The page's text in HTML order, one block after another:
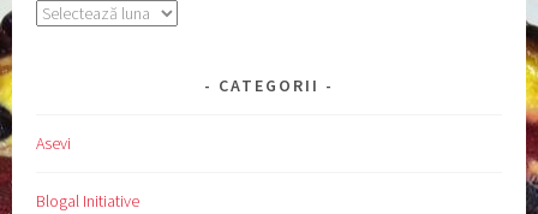
Arhive
CATEGORII
Asevi
Blogal Initiative